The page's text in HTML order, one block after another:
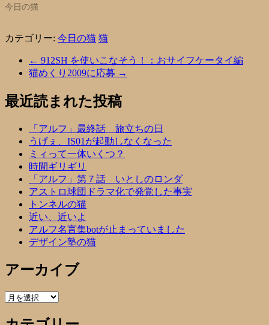
今日の猫
カテゴリー: 今日の猫 猫
← 912SH を使いこなそう！：おサイフケータイ編
猫めくり2009に応募 →
最近読まれた投稿
「アルフ」最終話 旅立ちの日
うげぇ、IS01が起動しなくなった
ミィって一体いくつ？
時間ギリギリ
「アルフ」第７話 いとしのロンダ
アストロ球団ドラマ化で発覚した事実
トンネルの猫
近い、近いよ
アルフ名言集botが止まっていました
デザイン塾の猫
アーカイブ
ア
カ